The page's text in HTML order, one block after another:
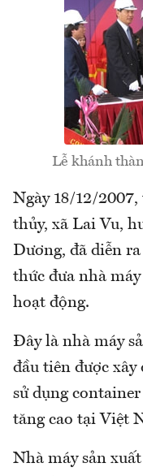
Lễ khánh
Ngày 18/12/
thủy, xã Lai Vu,
Dương, đã diễn
thức đưa nhà
hoạt động.
Đây là nhà máy
đầu tiên được
sử dụng
tăng cao tại Việt
Nhà máy sản